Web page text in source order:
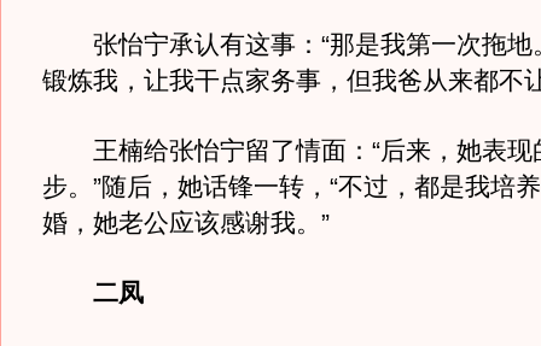
张怡宁承认有这事：“那是我第一次拖地
锻炼我，让我干点家务事，但我爸从来都不
王楠给张怡宁留了情面：“后来，她表现
步。”随后，她话锋一转，“不过，都是我培
婚，她老公应该感谢我。”
二凤